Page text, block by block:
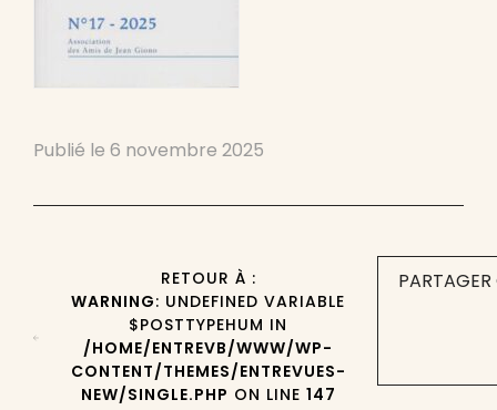
Publié le 6 novembre 2025
RETOUR À :
WARNING: UNDEFINED VARIABLE
$POSTTYPEHUM IN
/HOME/ENTREVB/WWW/WP-
CONTENT/THEMES/ENTREVUES-
NEW/SINGLE.PHP ON LINE 147